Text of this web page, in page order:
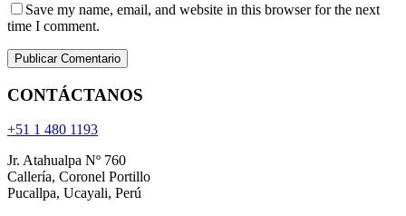
Save my name, email, and website in this browser for the next
time I comment.
CONTÁCTANOS
+51 1 480 1193
Jr. Atahualpa Nº 760
Callería, Coronel Portillo
Pucallpa, Ucayali, Perú